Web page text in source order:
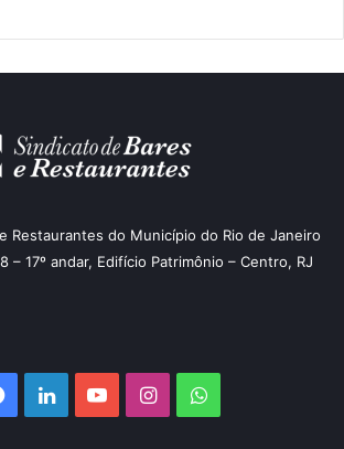
Restaurantes do Município do Rio de Janeiro
– 17º andar, Edifício Patrimônio – Centro, RJ
Facebook
LinkedinYouTubeInstagramWhatsApp